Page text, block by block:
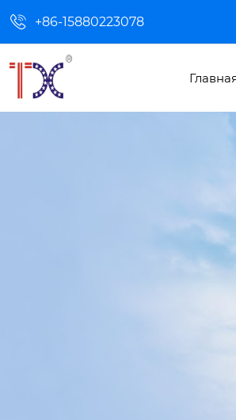
 +86-15880223078